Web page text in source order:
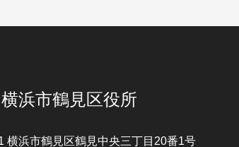
横浜市鶴見区役所
横浜市鶴見区鶴見中央三丁目20番1号